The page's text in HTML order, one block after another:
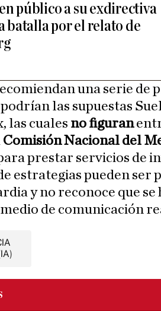
público a su exdirectiva
batalla por el relato de
una serie de
las supuestas
las cuales no figuran
Comisión Nacional del
prestar servicios de
estrategias pueden ser
y no reconoce que se
de comunicación